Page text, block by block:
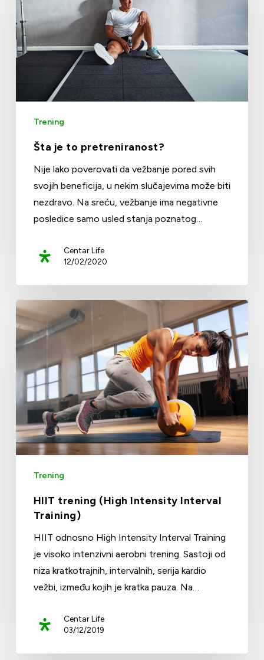
Trening
Šta je to pretreniranost?
Nije lako poverovati da vežbanje pored svih
svojih beneficija, u nekim slučajevima može biti
nezdravo. Na sreću, vežbanje ima negativne
posledice samo usled stanja poznatog…
Centar Life
12/02/2020
Trening
HIIT trening (High Intensity Interval
Training)
HIIT odnosno High Intensity Interval Training
je visoko intenzivni aerobni trening. Sastoji od
niza kratkotrajnih, intervalnih, serija kardio
vežbi, između kojih je kratka pauza. Na…
Centar Life
03/12/2019